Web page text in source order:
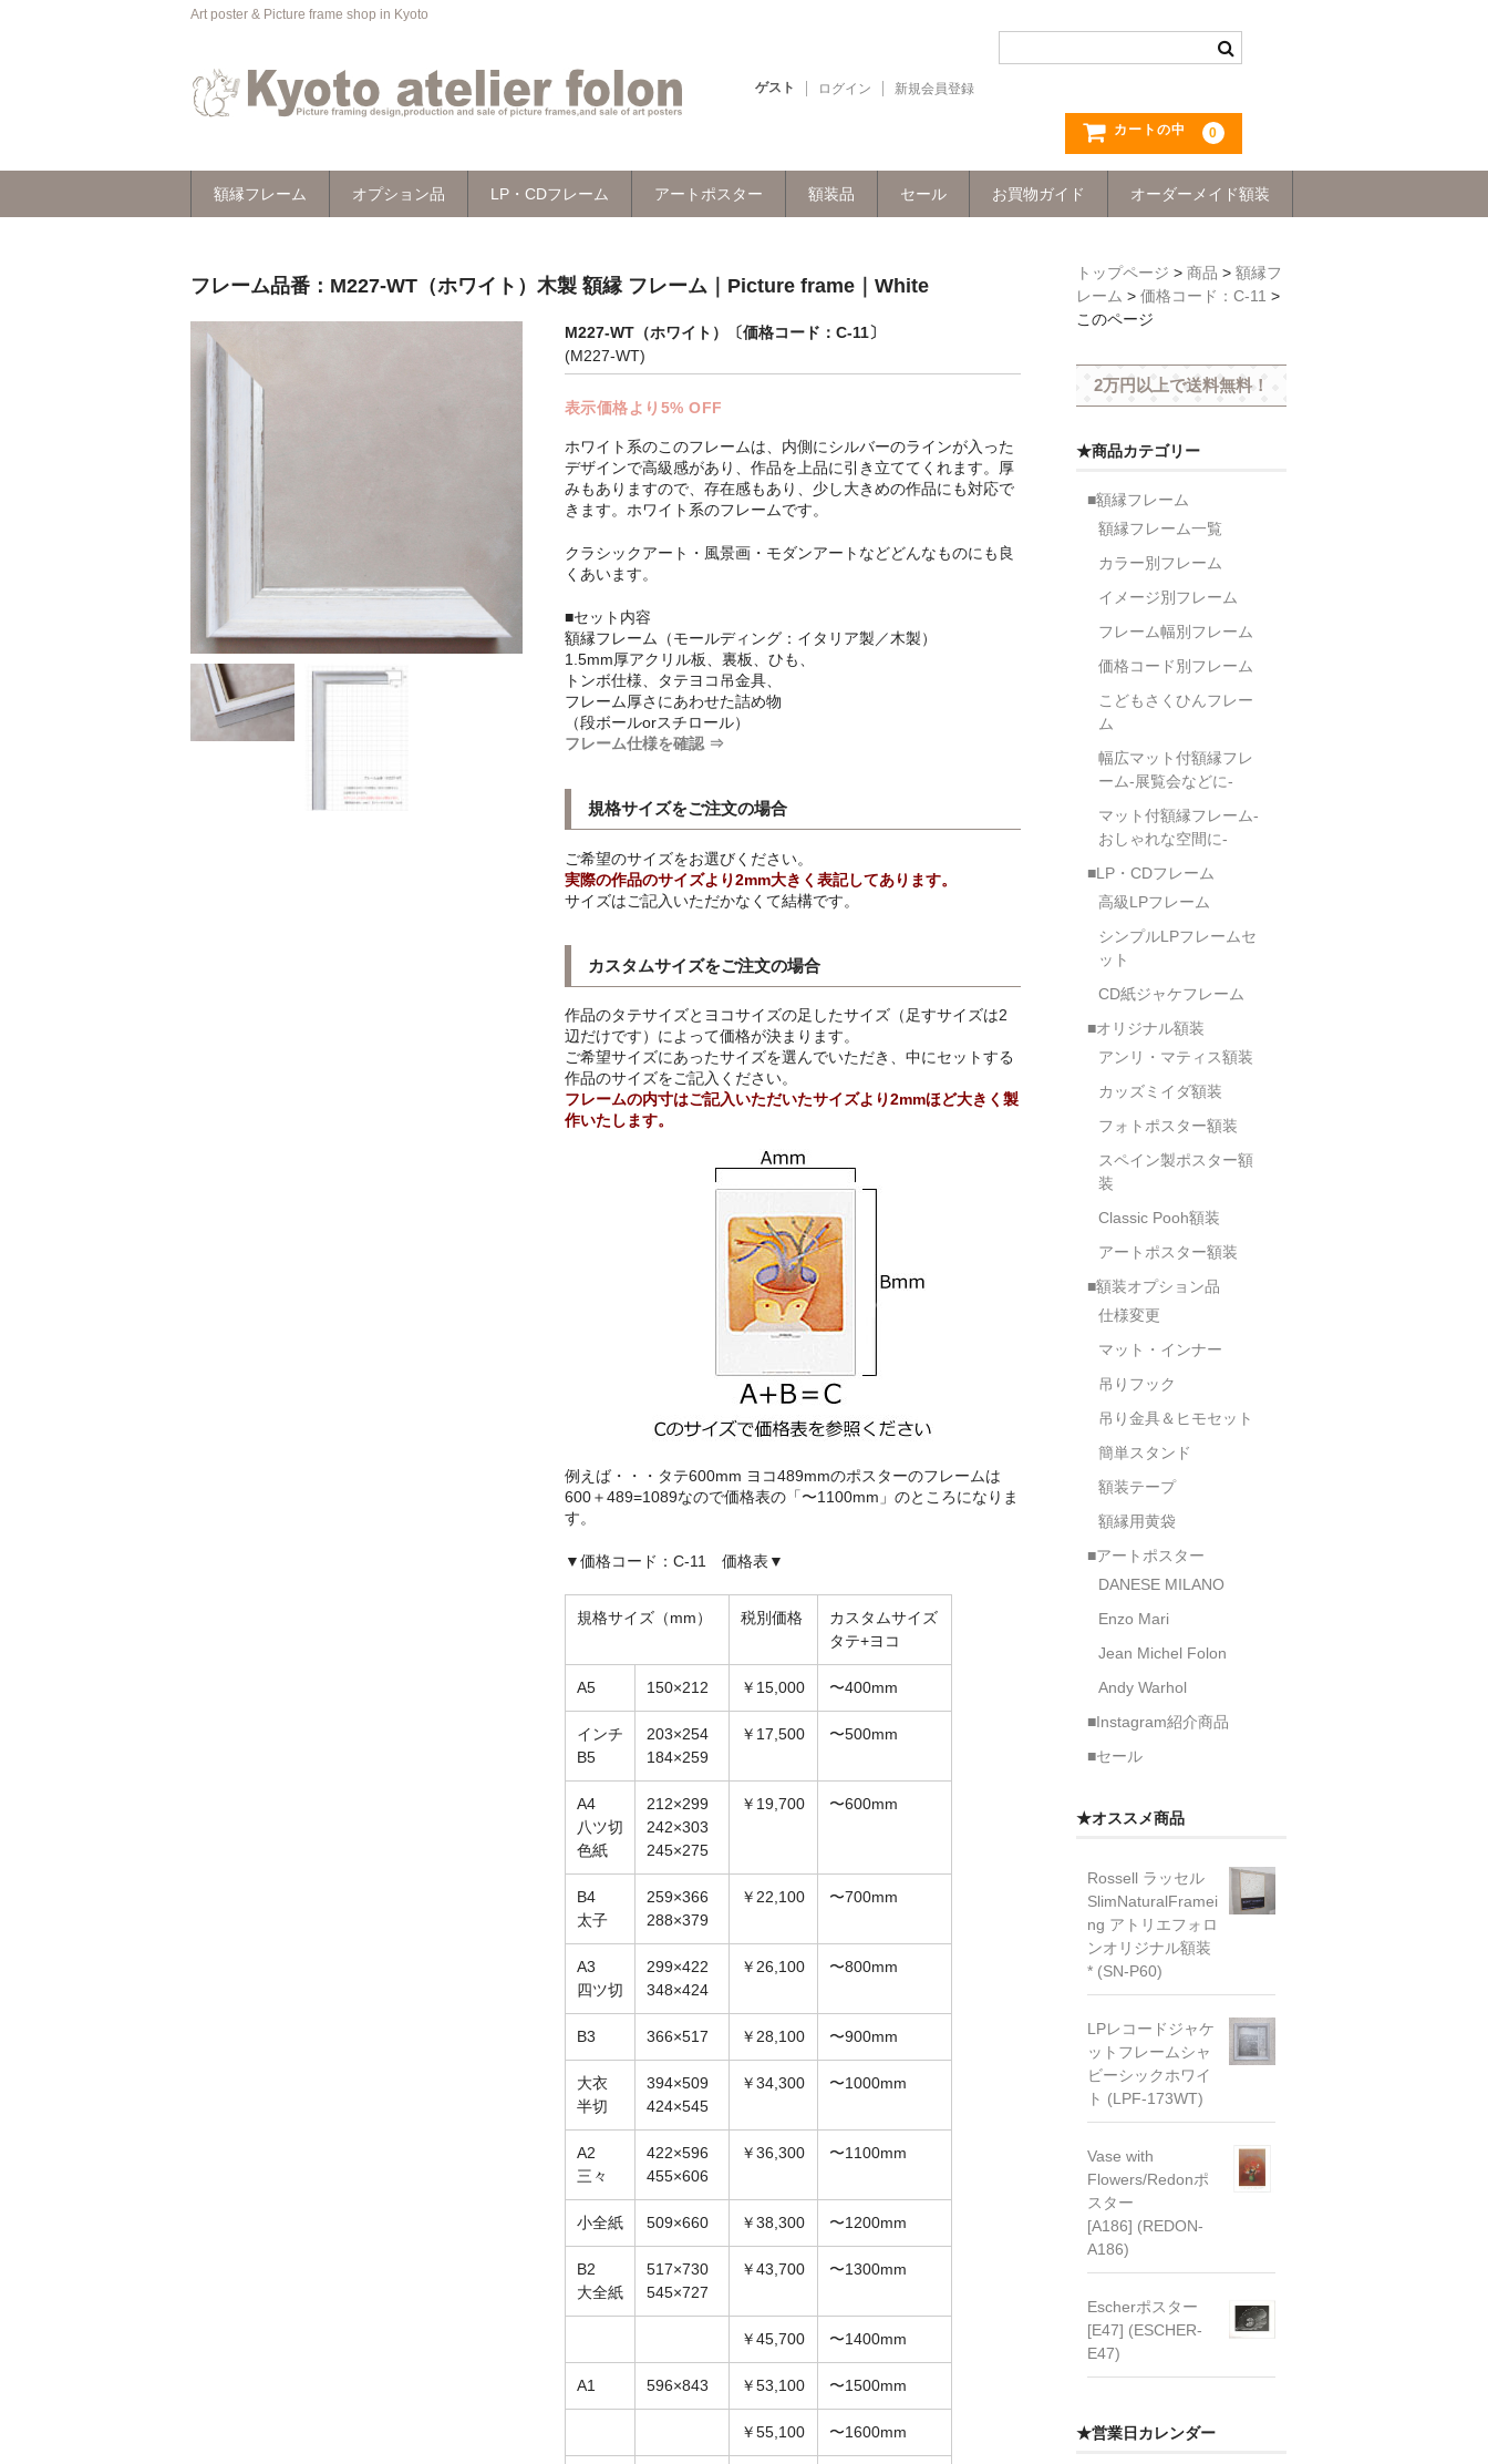
Art poster & Picture frame shop in Kyoto
ゲスト ログイン 新規会員登録
カートの中 0
額縁フレーム オプション品 LP・CDフレーム アートポスター 額装品 セール お買物ガイド オーダーメイド額装
フレーム品番：M227-WT（ホワイト）木製 額縁 フレーム｜Picture frame｜White
M227-WT（ホワイト）〔価格コード：C-11〕
(M227-WT)
表示価格より5% OFF
ホワイト系のこのフレームは、内側にシルバーのラインが入った
デザインで高級感があり、作品を上品に引き立ててくれます。厚
みもありますので、存在感もあり、少し大きめの作品にも対応で
きます。ホワイト系のフレームです。
クラシックアート・風景画・モダンアートなどどんなものにも良
くあいます。
■セット内容
額縁フレーム（モールディング：イタリア製／木製）
1.5mm厚アクリル板、裏板、ひも、
トンボ仕様、タテヨコ吊金具、
フレーム厚さにあわせた詰め物
（段ボールorスチロール）
フレーム仕様を確認 ⇒
規格サイズをご注文の場合
ご希望のサイズをお選びください。
実際の作品のサイズより2mm大きく表記してあります。
サイズはご記入いただかなくて結構です。
カスタムサイズをご注文の場合
作品のタテサイズとヨコサイズの足したサイズ（足すサイズは2
辺だけです）によって価格が決まります。
ご希望サイズにあったサイズを選んでいただき、中にセットする
作品のサイズをご記入ください。
フレームの内寸はご記入いただいたサイズより2mmほど大きく製
作いたします。
例えば・・・タテ600mm ヨコ489mmのポスターのフレームは
600＋489=1089なので価格表の「〜1100mm」のところになりま
す。
▼価格コード：C-11 価格表▼
規格サイズ（mm） 税別価格
カスタムサイズ
タテ+ヨコ
A5 150×212 ￥15,000 〜400mm
インチ
B5
203×254
184×259
￥17,500 〜500mm
A4
八ツ切
色紙
212×299
242×303
245×275
￥19,700 〜600mm
B4
太子
259×366
288×379
￥22,100 〜700mm
A3
四ツ切
299×422
348×424
￥26,100 〜800mm
B3 366×517 ￥28,100 〜900mm
大衣
半切
394×509
424×545
￥34,300 〜1000mm
A2
三々
422×596
455×606
￥36,300 〜1100mm
小全紙 509×660 ￥38,300 〜1200mm
B2
大全紙
517×730
545×727
￥43,700 〜1300mm
￥45,700 〜1400mm
A1 596×843 ￥53,100 〜1500mm
￥55,100 〜1600mm
トップページ > 商品 > 額縁フ
レーム > 価格コード：C-11 >
このページ
2万円以上で送料無料！
★商品カテゴリー
■額縁フレーム
額縁フレーム一覧
カラー別フレーム
イメージ別フレーム
フレーム幅別フレーム
価格コード別フレーム
こどもさくひんフレー
ム
幅広マット付額縁フレ
ーム-展覧会などに-
マット付額縁フレーム-
おしゃれな空間に-
■LP・CDフレーム
高級LPフレーム
シンプルLPフレームセ
ット
CD紙ジャケフレーム
■オリジナル額装
アンリ・マティス額装
カッズミイダ額装
フォトポスター額装
スペイン製ポスター額
装
Classic Pooh額装
アートポスター額装
■額装オプション品
仕様変更
マット・インナー
吊りフック
吊り金具＆ヒモセット
簡単スタンド
額装テープ
額縁用黄袋
■アートポスター
DANESE MILANO
Enzo Mari
Jean Michel Folon
Andy Warhol
■Instagram紹介商品
■セール
★オススメ商品
Rossell ラッセル
SlimNaturalFramei
ng アトリエフォロ
ンオリジナル額装
* (SN-P60)
LPレコードジャケ
ットフレームシャ
ビーシックホワイ
ト (LPF-173WT)
Vase with
Flowers/Redonポ
スター
[A186] (REDON-
A186)
Escherポスター
[E47] (ESCHER-
E47)
★営業日カレンダー